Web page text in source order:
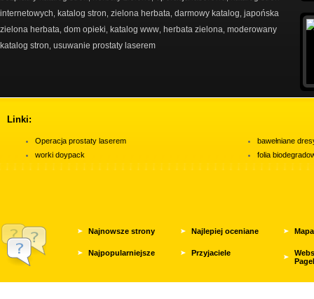
internetowych
katalog stron zielona herbata darmowy katalog japońska
zielona herbata dom opieki katalog www herbata zielona moderowany
katalog stron usuwanie prostaty laserem
Linki:
Operacja prostaty laserem
worki doypack
bawełniane
folia
Najnowsze strony Najlepiej oceniane
Najpopularniejsze Przyjaciele